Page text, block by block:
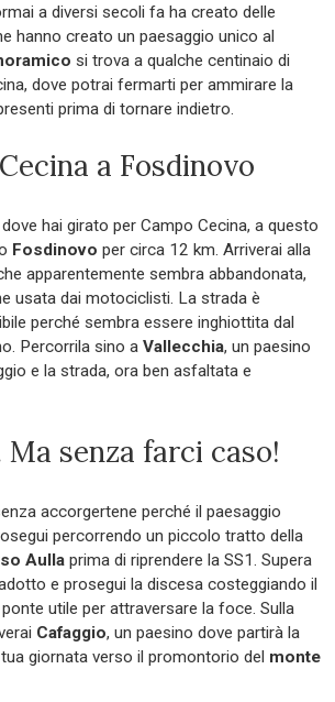
a diversi secoli fa ha creato delle
hanno creato un paesaggio unico al
si trova a qualche centinaio di
dove potrai fermarti per ammirare la
prima di tornare indietro.
a Fosdinovo
hai girato per Campo Cecina, a questo
Fosdinovo per circa 12 km. Arriverai alla
apparentemente sembra abbandonata,
usata dai motociclisti. La strada è
perché sembra essere inghiottita dal
Percorrila sino a Vallecchia, un paesino
e la strada, ora ben asfaltata e
senza farci caso!
accorgertene perché il paesaggio
percorrendo un piccolo tratto della
Aulla prima di riprendere la SS1. Supera
e prosegui la discesa costeggiando il
utile per attraversare la foce. Sulla
Cafaggio, un paesino dove partirà la
giornata verso il promontorio del monte